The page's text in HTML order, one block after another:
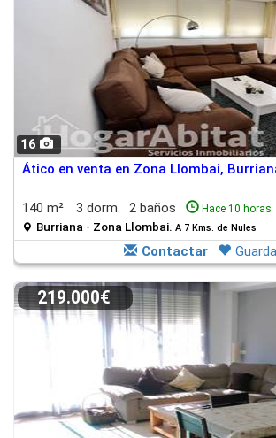
16
Ático en venta en Zona Llombai,
140 m² 3 dorm. 2 baños Hace 10 horas
Burriana - Zona Llombai. A 7 Kms. de Nules
Contactar
219.000€